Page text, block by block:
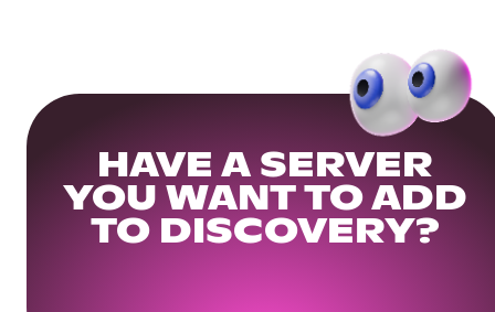
HAVE A SERVER
YOU WANT TO ADD
TO DISCOVERY?